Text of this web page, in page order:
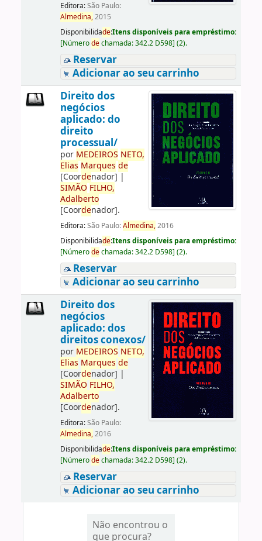
Editora:São Paulo:
Almedina,2015
Disponibilidade:Itens disponíveis para empréstimo:
[Númerodechamada:342.2 D598] (2).
Reservar
Adicionar ao seu carrinho
Direito dos
negócios
aplicado: do
direito
processual/
por MEDEIROS NETO,
Elias Marques de
[Coordenador] |
SIMÃO FILHO,
Adalberto
[Coordenador].
Editora:São Paulo:Almedina,2016
Disponibilidade:Itens disponíveis para empréstimo:
[Númerodechamada:342.2 D598] (2).
Reservar
Adicionar ao seu carrinho
Direito dos
negócios
aplicado: dos
direitos conexos/
por MEDEIROS NETO,
Elias Marques de
[Coordenador] |
SIMÃO FILHO,
Adalberto
[Coordenador].
Editora:São Paulo:
Almedina,2016
Disponibilidade:Itens disponíveis para empréstimo:
[Númerodechamada:342.2 D598] (2).
Reservar
Adicionar ao seu carrinho
Não encontrou o
que procura?